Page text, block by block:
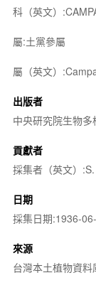
科（英文）
屬:土黨參屬
屬（英文）
出版者
中央研究院生物
貢獻者
採集者（英文）
日期
採集日期:1936-
來源
台灣本土植物資料